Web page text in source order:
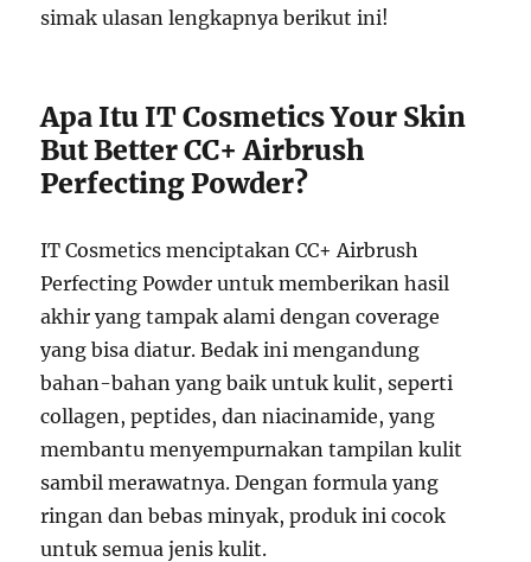
simak ulasan lengkapnya berikut ini!
Apa Itu IT Cosmetics Your Skin
But Better CC+ Airbrush
Perfecting Powder?
IT Cosmetics menciptakan CC+ Airbrush
Perfecting Powder untuk memberikan hasil
akhir yang tampak alami dengan coverage
yang bisa diatur. Bedak ini mengandung
bahan-bahan yang baik untuk kulit, seperti
collagen, peptides, dan niacinamide, yang
membantu menyempurnakan tampilan kulit
sambil merawatnya. Dengan formula yang
ringan dan bebas minyak, produk ini cocok
untuk semua jenis kulit.